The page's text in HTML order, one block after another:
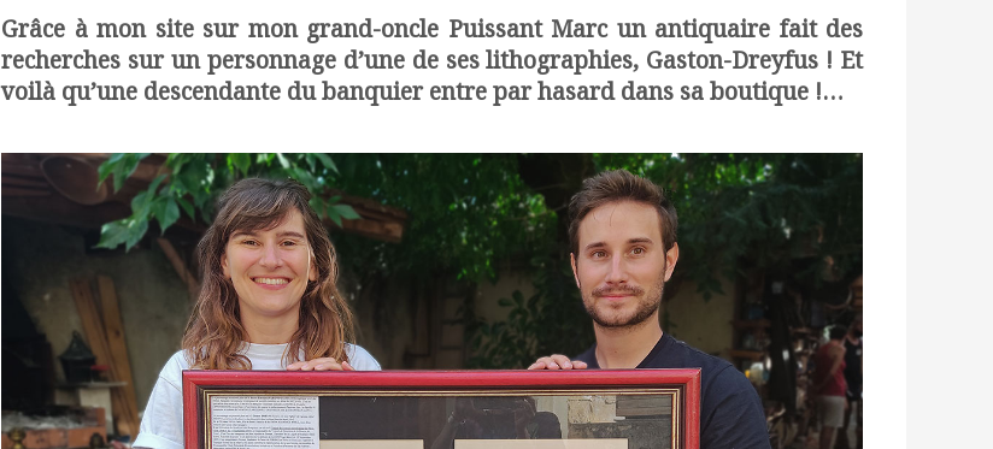
Grâce à mon site sur mon grand-oncle Puissant Marc un antiquaire fait des
recherches sur un personnage d’une de ses lithographies, Gaston-Dreyfus ! Et
voilà qu’une descendante du banquier entre par hasard dans sa boutique !…